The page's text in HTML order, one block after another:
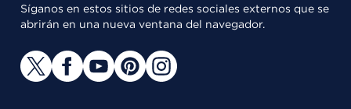
Síganos en estos sitios de redes sociales externos que se
abrirán en una nueva ventana del navegador.